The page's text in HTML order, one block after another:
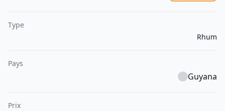
Type
Rhum
Pays
Guyana
Prix